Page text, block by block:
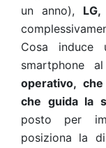
un anno),
Cosa induce
smartphone
operativo,
che guida la
posto per
posiziona la